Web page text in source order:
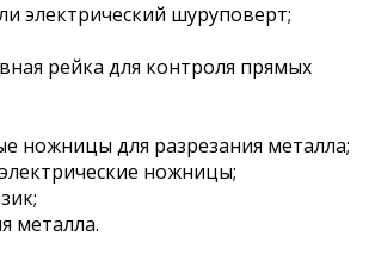
электрический шуруповерт;
рейка для контроля прямых
ножницы для разрезания металла;
ножницы;
металла.